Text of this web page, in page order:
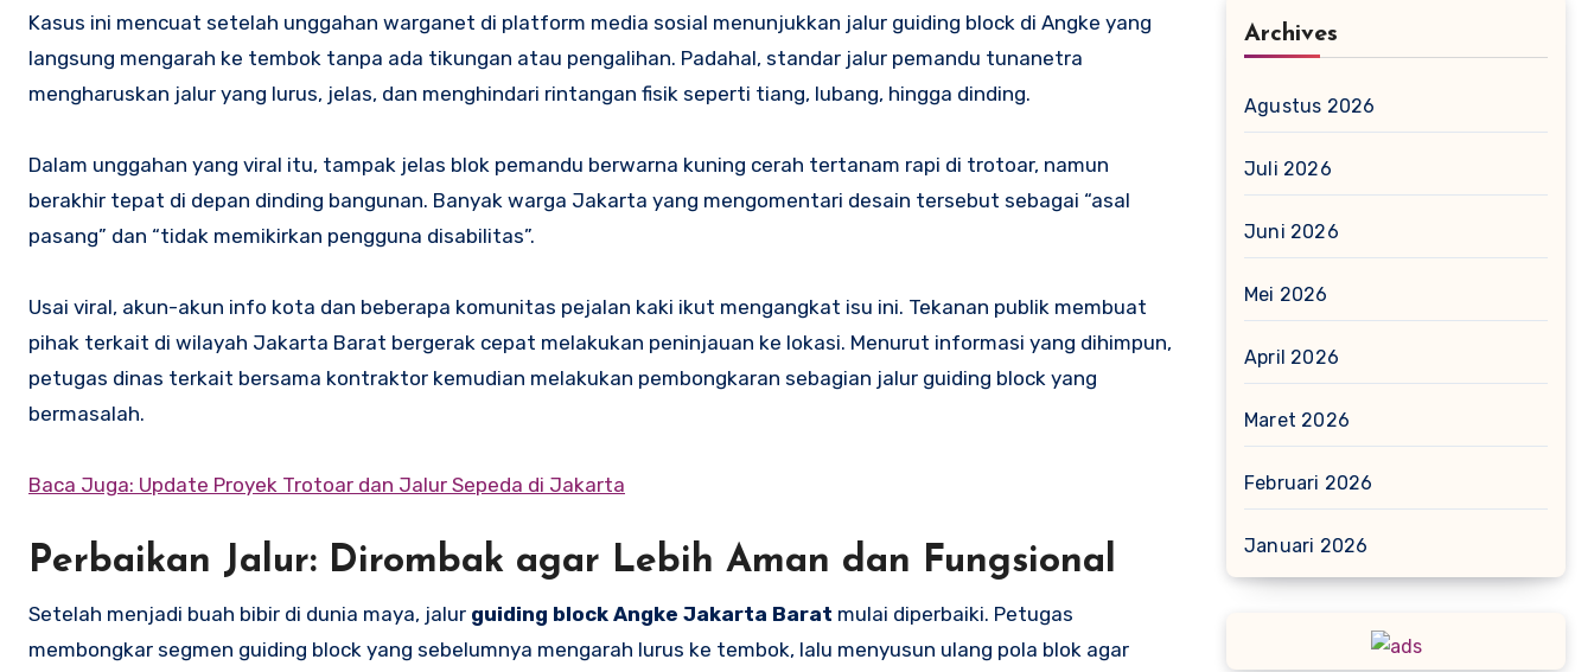
Kasus ini mencuat setelah unggahan warganet di platform media sosial menunjukkan jalur guiding block di Angke yang
langsung mengarah ke tembok tanpa ada tikungan atau pengalihan. Padahal, standar jalur pemandu tunanetra
mengharuskan jalur yang lurus, jelas, dan menghindari rintangan fisik seperti tiang, lubang, hingga dinding.
Dalam unggahan yang viral itu, tampak jelas blok pemandu berwarna kuning cerah tertanam rapi di trotoar, namun
berakhir tepat di depan dinding bangunan. Banyak warga Jakarta yang mengomentari desain tersebut sebagai “asal
pasang” dan “tidak memikirkan pengguna disabilitas”.
Usai viral, akun-akun info kota dan beberapa komunitas pejalan kaki ikut mengangkat isu ini. Tekanan publik membuat
pihak terkait di wilayah Jakarta Barat bergerak cepat melakukan peninjauan ke lokasi. Menurut informasi yang dihimpun,
petugas dinas terkait bersama kontraktor kemudian melakukan pembongkaran sebagian jalur guiding block yang
bermasalah.
Baca Juga: Update Proyek Trotoar dan Jalur Sepeda di Jakarta
Perbaikan Jalur: Dirombak agar Lebih Aman dan Fungsional
Setelah menjadi buah bibir di dunia maya, jalur guiding block Angke Jakarta Barat mulai diperbaiki. Petugas
membongkar segmen guiding block yang sebelumnya mengarah lurus ke tembok, lalu menyusun ulang pola blok agar
Archives
Agustus 2026
Juli 2026
Juni 2026
Mei 2026
April 2026
Maret 2026
Februari 2026
Januari 2026